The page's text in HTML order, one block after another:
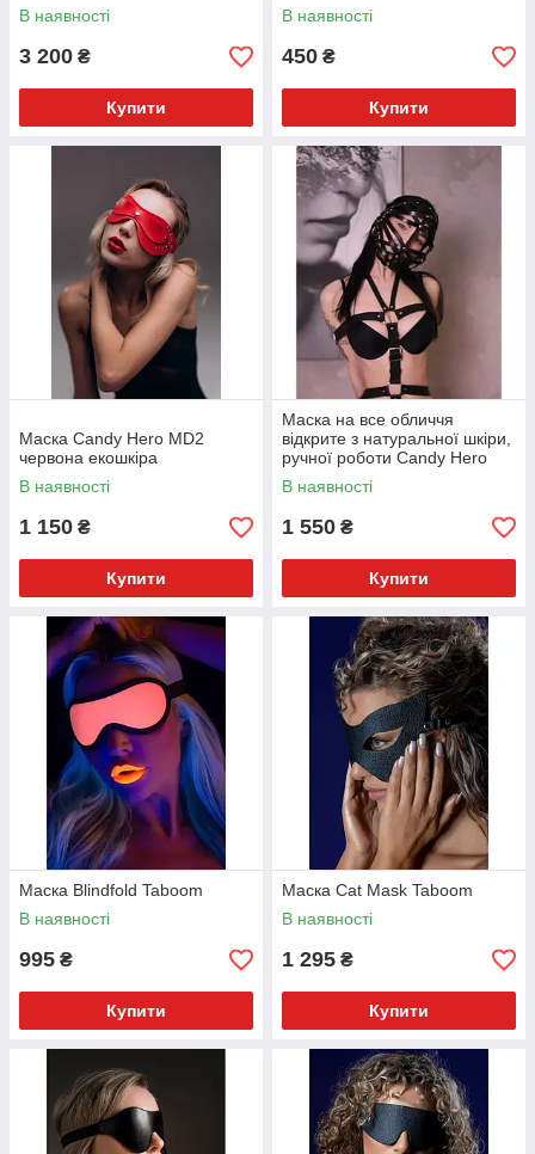
В наявності
3 200 ₴
Купити
В наявності
450 ₴
Купити
Маска Candy Hero МD2
червона екошкіра
В наявності
1 150 ₴
Купити
Маска на все обличчя
відкрите з натуральної шкіри,
ручної роботи Candy Hero
MGRD2
В наявності
1 550 ₴
Купити
Маска Blindfold Taboom
В наявності
995 ₴
Купити
Маска Cat Mask Taboom
В наявності
1 295 ₴
Купити